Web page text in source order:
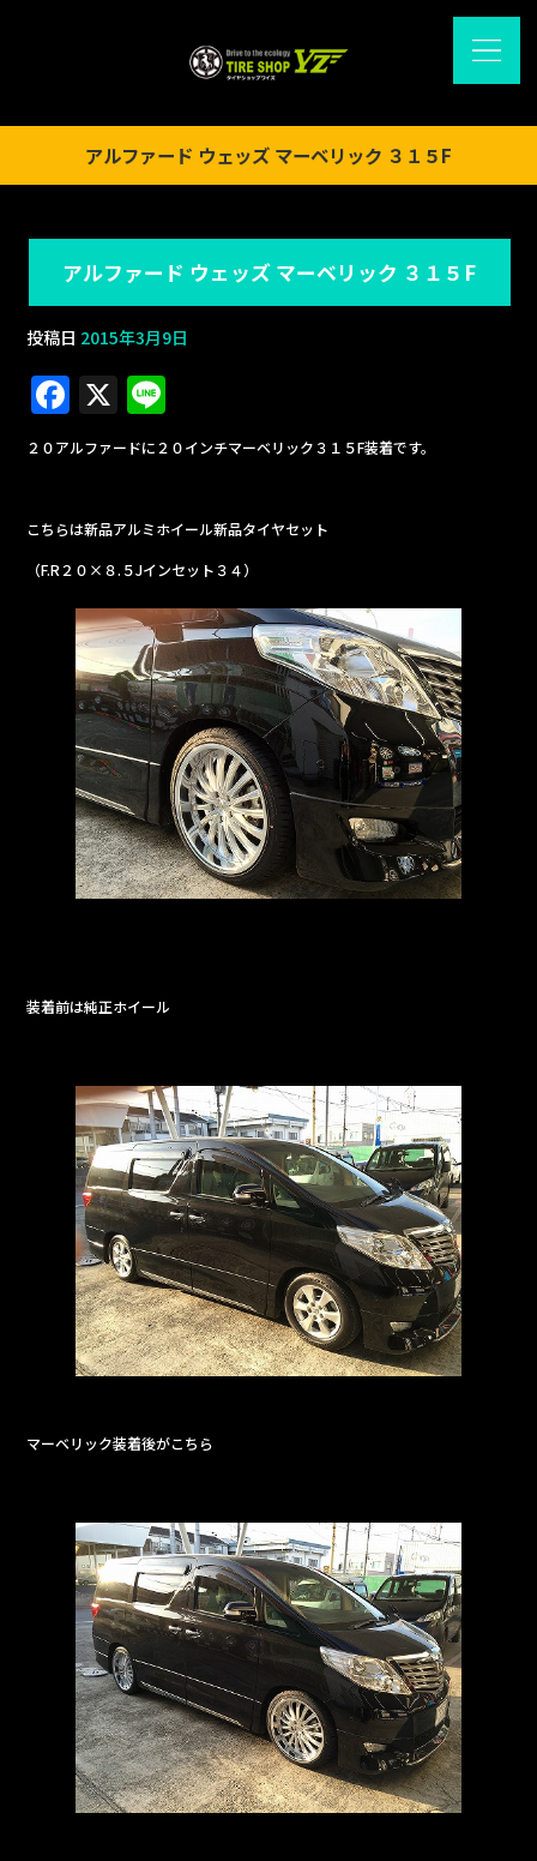
アルファード ウェッズ マーベリック ３１５F
アルファード ウェッズ マーベリック ３１５F
投稿日 2015年3月9日
F
a
c
e
b
o
o
k
X
n
e
２０アルファードに２０インチマーベリック３１５F装着です。
こちらは新品アルミホイール新品タイヤセット
（F.R２０×８.５Jインセット３４）
装着前は純正ホイール
マーベリック装着後がこちら